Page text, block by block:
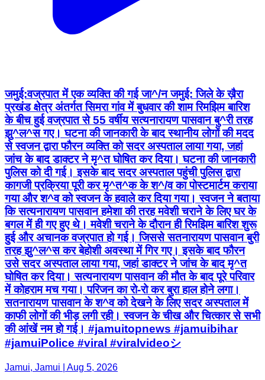
जमुई:वज्रपात में एक व्यक्ति की गई जा^/न जमुई: जिले के ख़ैरा
प्रखंड क्षेत्र अंतर्गत सिमरा गांव में बुधवार की शाम रिमझिम बारिश
के बीच हुई वज्रपात से 55 वर्षीय सत्यनारायण पासवान बु^री तरह
झु^ल^स गए। घटना की जानकारी के बाद स्थानीय लोगों की मदद
से स्वजन द्वारा फौरन व्यक्ति को सदर अस्पताल लाया गया, जहां
जांच के बाद डाक्टर ने मृ^त घोषित कर दिया। घटना की जानकारी
पुलिस को दी गई। इसके बाद सदर अस्पताल पहुंची पुलिस द्वारा
कागजी प्रक्रिया पूरी कर मृ^त^क के श^/व का पोस्टमार्टम कराया
गया और श^व को स्वजन के हवाले कर दिया गया। स्वजन ने बताया
कि सत्यनारायण पासवान हमेशा की तरह मवेशी चराने के लिए घर के
बगल में ही गए हुए थे। मवेशी चराने के दौरान ही रिमझिम बारिश शुरू
हुई और अचानक वज्रपात हो गई। जिससे सतनारायण पासवान बुरी
तरह झु^ल^स कर बेहोशी अवस्था में गिर गए। इसके बाद फौरन
उसे सदर अस्पताल लाया गया, जहां डाक्टर ने जांच के बाद मृ^त
घोषित कर दिया। सत्यनारायण पासवान की मौत के बाद पूरे परिवार
में कोहराम मच गया। परिजन का रो-रो कर बुरा हाल होने लगा।
सतनारायण पासवान के श^व को देखने के लिए सदर अस्पताल में
काफी लोगों की भीड़ लगी रही। स्वजन के चीख और चित्कार से सभी
की आंखें नम हो गई। #jamuitopnews #jamuibihar
#jamuiPolice #viral #viralvideoシ
Jamui, Jamui | Aug 5, 2026